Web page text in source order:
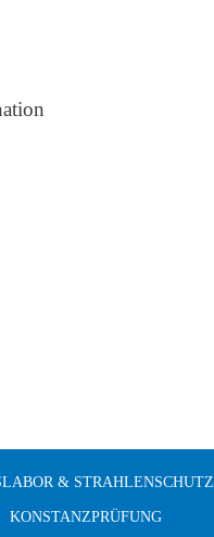
& STRAHLENSCHUTZ
KONSTANZPRÜFUNG